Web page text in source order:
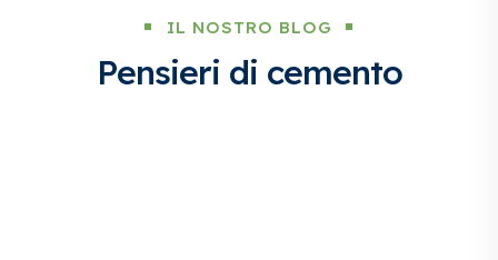
IL NOSTRO BLOG
Pensieri di cemento